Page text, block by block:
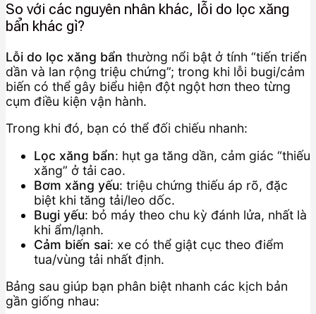
So với các nguyên nhân khác, lỗi do lọc xăng
bẩn khác gì?
Lỗi do lọc xăng bẩn thường nổi bật ở tính “tiến triển
dần và lan rộng triệu chứng”; trong khi lỗi bugi/cảm
biến có thể gây biểu hiện đột ngột hơn theo từng
cụm điều kiện vận hành.
Trong khi đó, bạn có thể đối chiếu nhanh:
Lọc xăng bẩn: hụt ga tăng dần, cảm giác “thiếu
xăng” ở tải cao.
Bơm xăng yếu: triệu chứng thiếu áp rõ, đặc
biệt khi tăng tải/leo dốc.
Bugi yếu: bỏ máy theo chu kỳ đánh lửa, nhất là
khi ẩm/lạnh.
Cảm biến sai: xe có thể giật cục theo điểm
tua/vùng tải nhất định.
Bảng sau giúp bạn phân biệt nhanh các kịch bản
gần giống nhau: